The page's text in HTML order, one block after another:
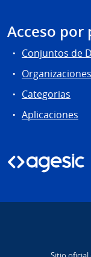
Acceso por
Conjuntos de
Organizaciones
Categorias
Aplicaciones